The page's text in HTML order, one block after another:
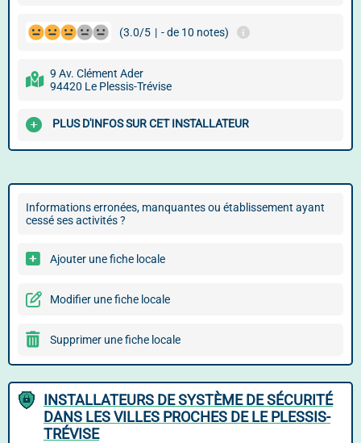
(3.0/5 | - de 10 notes)
9 Av. Clément Ader
94420 Le Plessis-Trévise
PLUS D'INFOS SUR CET INSTALLATEUR
Informations erronées, manquantes ou établissement ayant
cessé ses activités ?
Ajouter une fiche locale
Modifier une fiche locale
Supprimer une fiche locale
INSTALLATEURS DE SYSTÈME DE SÉCURITÉ
DANS LES VILLES PROCHES DE LE PLESSIS-
TRÉVISE